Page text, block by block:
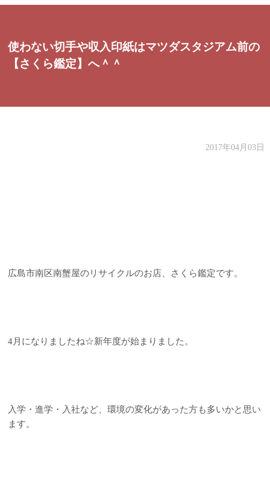
使わない切手や収入印紙はマツダスタジアム前の
【さくら鑑定】へ＾＾
2017年04月03日
広島市南区南蟹屋のリサイクルのお店、さくら鑑定です。
4月になりましたね☆新年度が始まりました。
入学・進学・入社など、環境の変化があった方も多いかと思い
ます。